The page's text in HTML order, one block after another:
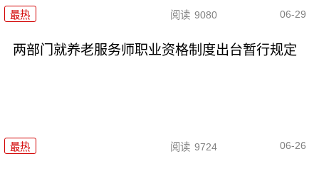
最热 阅读 9080 06-29
两部门就养老服务师职业资格制度出台暂行规定
最热 阅读 9724 06-26